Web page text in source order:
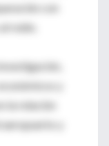
con
ruido.
y
la relación
y